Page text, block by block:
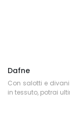
Dafne
Con salotti e
in tessuto, potrai